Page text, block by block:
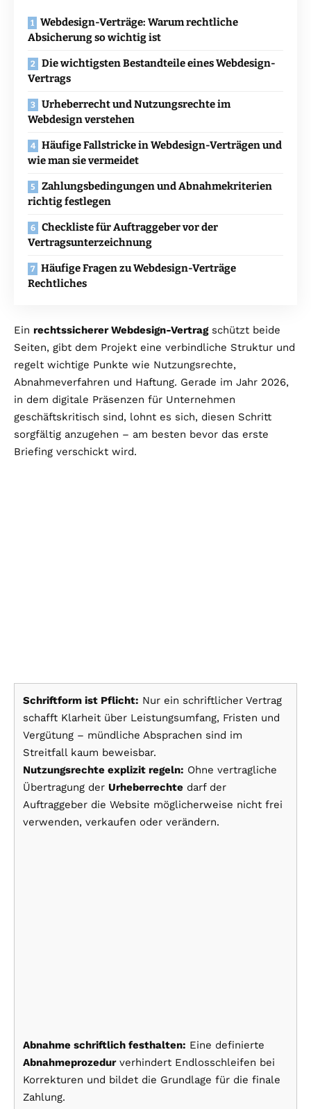
Webdesign-Verträge: Warum rechtliche
Absicherung so wichtig ist
Die wichtigsten Bestandteile eines Webdesign-
Vertrags
Urheberrecht und Nutzungsrechte im
Webdesign verstehen
Häufige Fallstricke in Webdesign-Verträgen und
wie man sie vermeidet
Zahlungsbedingungen und Abnahmekriterien
richtig festlegen
Checkliste für Auftraggeber vor der
Vertragsunterzeichnung
Häufige Fragen zu Webdesign-Verträge
Rechtliches
Ein rechtssicherer Webdesign-Vertragschützt beide
Seiten, gibt dem Projekt eine verbindliche Struktur und
regelt wichtige Punkte wie Nutzungsrechte,
Abnahmeverfahren und Haftung. Gerade im Jahr 2026,
in dem digitale Präsenzen für Unternehmen
geschäftskritisch sind, lohnt es sich, diesen Schritt
sorgfältig anzugehen – am besten bevor das erste
Briefing verschickt wird.
Schriftform ist Pflicht: Nur ein schriftlicher Vertrag
schafft Klarheit über Leistungsumfang, Fristen und
Vergütung – mündliche Absprachen sind im
Streitfall kaum beweisbar.
Nutzungsrechte explizit regeln: Ohne vertragliche
Übertragung der Urheberrechte darf der
Auftraggeber die Website möglicherweise nicht frei
verwenden, verkaufen oder verändern.
Abnahme schriftlich festhalten: Eine definierte
Abnahmeprozedurverhindert Endlosschleifen bei
Korrekturen und bildet die Grundlage für die finale
Zahlung.